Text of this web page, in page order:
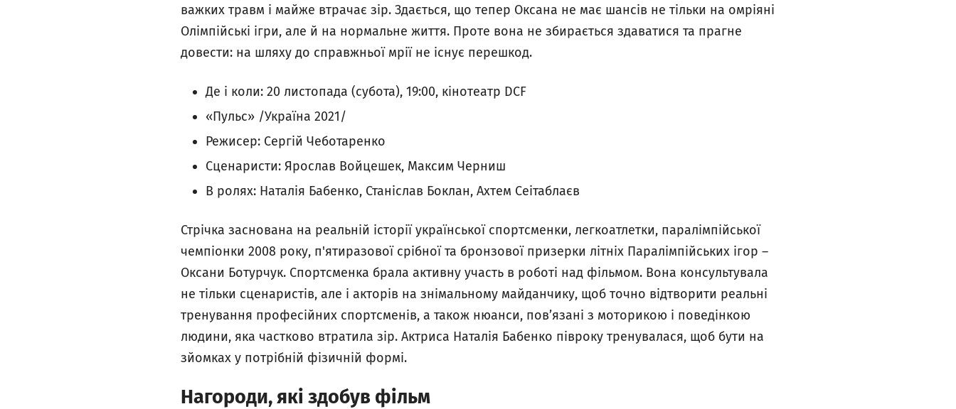
важких травм і майже втрачає зір. Здається, що тепер Оксана не має шансів не тільки на омріяні
Олімпійські ігри, але й на нормальне життя. Проте вона не збирається здаватися та прагне
довести: на шляху до справжньої мрії не існує перешкод.
Де і коли: 20 листопада (субота), 19:00, кінотеатр DCF
«Пульс» /Україна 2021/
Режисер: Сергій Чеботаренко
Сценаристи: Ярослав Войцешек, Максим Черниш
В ролях: Наталія Бабенко, Станіслав Боклан, Ахтем Сеітаблаєв
Стрічка заснована на реальній історії української спортсменки, легкоатлетки, паралімпійської
чемпіонки 2008 року, п'ятиразової срібної та бронзової призерки літніх Паралімпійських ігор –
Оксани Ботурчук. Спортсменка брала активну участь в роботі над фільмом. Вона консультувала
не тільки сценаристів, але і акторів на знімальному майданчику, щоб точно відтворити реальні
тренування професійних спортсменів, а також нюанси, пов’язані з моторикою і поведінкою
людини, яка частково втратила зір. Актриса Наталія Бабенко півроку тренувалася, щоб бути на
зйомках у потрібній фізичній формі.
Нагороди, які здобув фільм